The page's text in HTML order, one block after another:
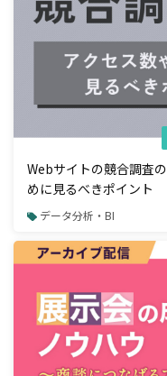
Webサイトの競合調査
めに見るべきポイント
データ分析・BI